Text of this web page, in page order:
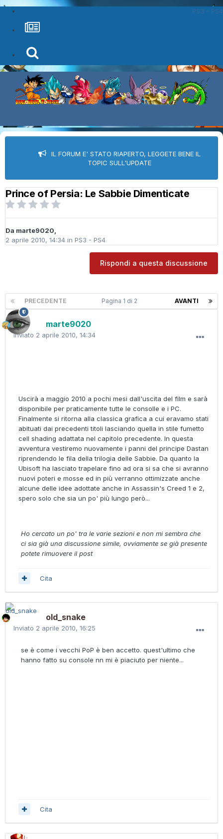
PS3 - PS4
IL FORUM E' STATO RIAPERTO, LEGGETE BENE IL
TOPIC SULL'UPDATE
Prince of Persia: Le Sabbie Dimenticate
Da marte9020,
2 aprile 2010, 14:34 in PS3 - PS4
Rispondi a questa discussione
PRECEDENTE AVANTI
Pagina 1 di 2
marte9020
Inviato 2 aprile 2010, 14:34
Uscirà a maggio 2010 a pochi mesi dall'uscita del film e sarà
disponibile per praticamente tutte le consolle e i PC.
Finalmente si ritorna alla classica grafica a cui eravamo stati
abituati dai precedenti titoli lasciando quella in stile fumetto
cell shading adattata nel capitolo precedente. In questa
avventura vestiremo nuovamente i panni del principe Dastan
riprendendo le fila della trilogia delle Sabbie. Da quanto la
Ubisoft ha lasciato trapelare fino ad ora si sa che si avranno
nuovi poteri e mosse ed in più verranno ottimizzate anche
alcune delle idee adottate anche in Assassin's Creed 1 e 2,
spero solo che sia un po' più lungo però...
Ho cercato un po' tra le varie sezioni e non mi sembra che
ci sia già una discussione simile, ovviamente se già presente
potete rimuovere il post
Cita
old_snake
Inviato 2 aprile 2010, 16:25
se è come i vecchi PoP è ben accetto. quest'ultimo che
hanno fatto su console nn mi è piaciuto per niente...
Cita